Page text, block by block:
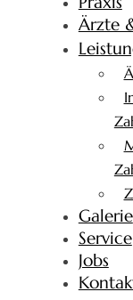
Ärzte
Galerie
Service
Jobs